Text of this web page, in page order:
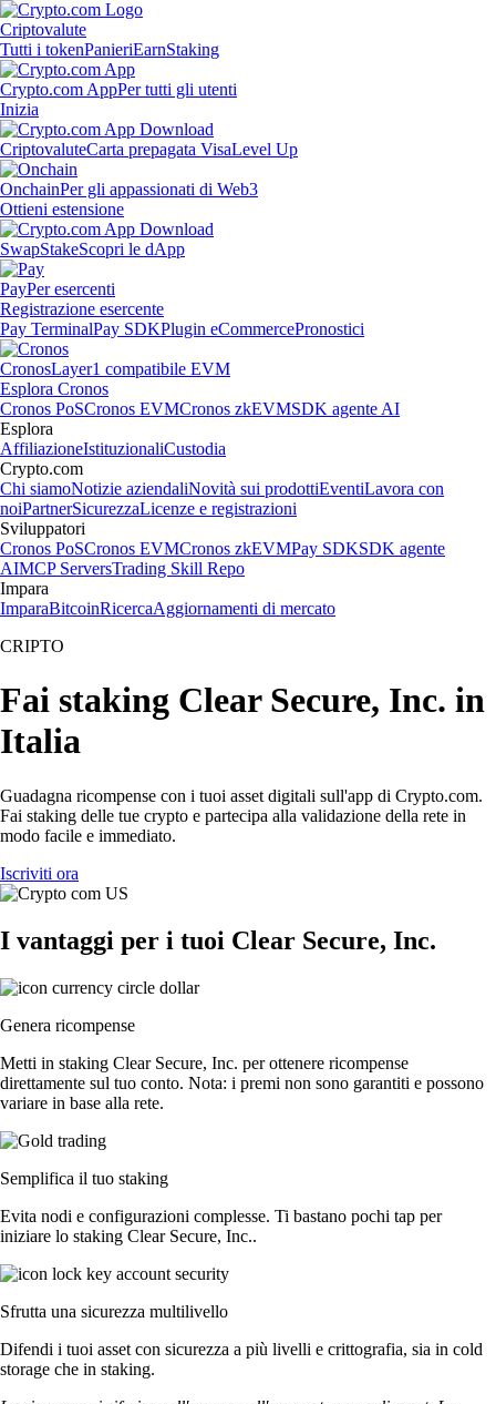
Criptovalute
Tutti i tokenPanieriEarnStaking
Crypto.com AppPer tutti gli utenti
Inizia
CriptovaluteCarta prepagata VisaLevel Up
OnchainPer gli appassionati di Web3
Ottieni estensione
SwapStakeScopri le dApp
PayPer esercenti
Registrazione esercente
Pay TerminalPay SDKPlugin eCommercePronostici
CronosLayer1 compatibile EVM
Esplora Cronos
Cronos PoSCronos EVMCronos zkEVMSDK agente AI
Esplora
AffiliazioneIstituzionaliCustodia
Crypto.com
Chi siamoNotizie aziendaliNovità sui prodottiEventiLavora con
noiPartnerSicurezzaLicenze e registrazioni
Sviluppatori
Cronos PoSCronos EVMCronos zkEVMPay SDKSDK agente
AIMCP ServersTrading Skill Repo
Impara
ImparaBitcoinRicercaAggiornamenti di mercato
CRIPTO
Fai staking Clear Secure, Inc. in
Italia
Guadagna ricompense con i tuoi asset digitali sull'app di Crypto.com.
Fai staking delle tue crypto e partecipa alla validazione della rete in
modo facile e immediato.
Iscriviti ora
I vantaggi per i tuoi Clear Secure, Inc.
Genera ricompense
Metti in staking Clear Secure, Inc. per ottenere ricompense
direttamente sul tuo conto. Nota: i premi non sono garantiti e possono
variare in base alla rete.
Semplifica il tuo staking
Evita nodi e configurazioni complesse. Ti bastano pochi tap per
iniziare lo staking Clear Secure, Inc..
Sfrutta una sicurezza multilivello
Difendi i tuoi asset con sicurezza a più livelli e crittografia, sia in cold
storage che in staking.